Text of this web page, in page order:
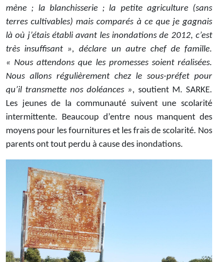
mène ; la blanchisserie ; la petite agriculture (sans
terres cultivables) mais comparés à ce que je gagnais
là où j’étais établi avant les inondations de 2012, c’est
très insuffisant », déclare un autre chef de famille.
« Nous attendons que les promesses soient réalisées.
Nous allons régulièrement chez le sous-préfet pour
qu’il transmette nos doléances », soutient M. SARKE.
Les jeunes de la communauté suivent une scolarité
intermittente. Beaucoup d’entre nous manquent des
moyens pour les fournitures et les frais de scolarité. Nos
parents ont tout perdu à cause des inondations.